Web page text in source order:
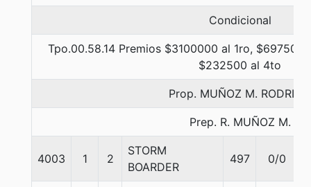
Condicional
Tpo.00.58.14 Premios $3100000 al 1ro,
$232500 al 4to
Prop. MUÑOZ M. RODRIGO
Prep. R. MUÑOZ M.
4003 1 2
STORM
BOARDER
497 0/0